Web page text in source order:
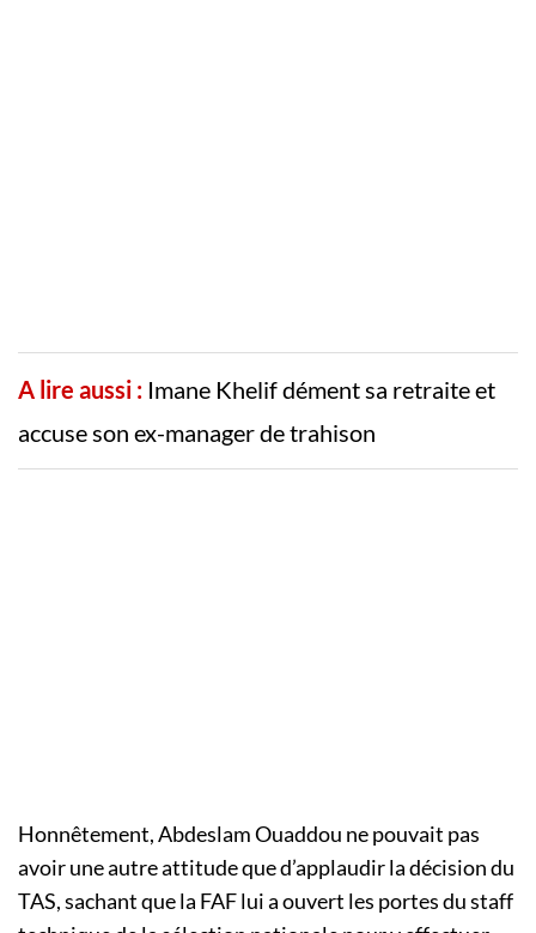
A lire aussi : Imane Khelif dément sa retraite et
accuse son ex-manager de trahison
Honnêtement, Abdeslam Ouaddou ne pouvait pas
avoir une autre attitude que d’applaudir la décision du
TAS, sachant que la FAF lui a ouvert les portes du staff